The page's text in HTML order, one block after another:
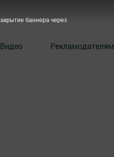
Видео Рекламодателям
баннера через